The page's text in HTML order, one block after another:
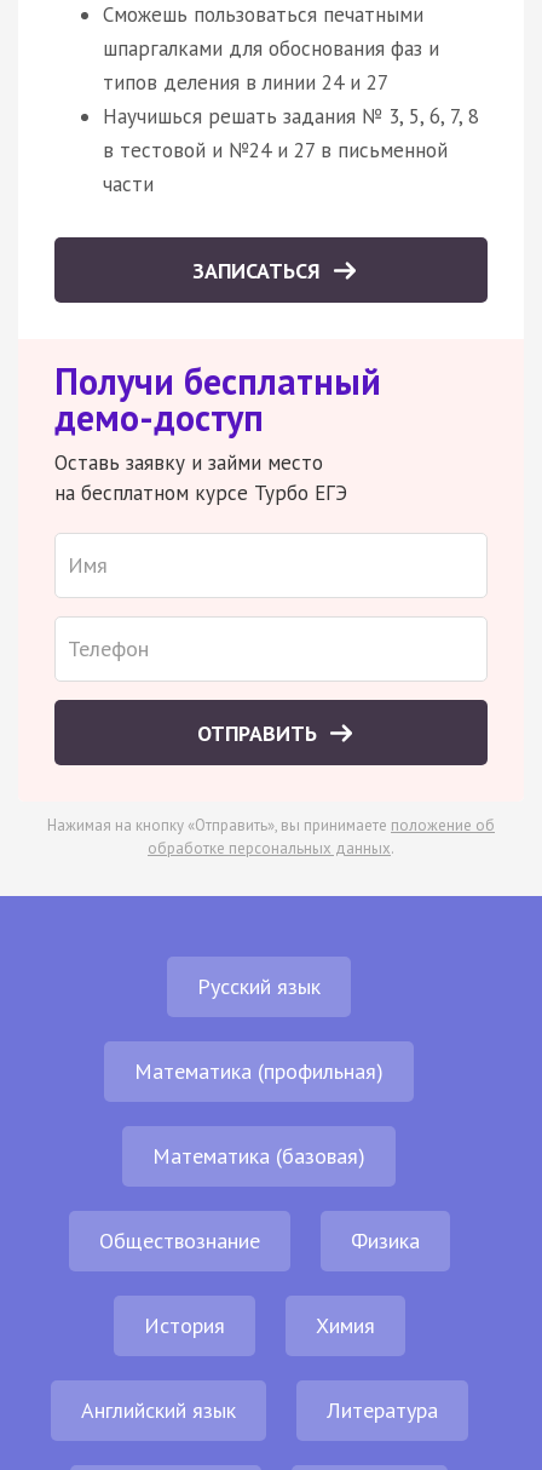
Сможешь пользоваться печатными
шпаргалками для обоснования фаз и
типов деления в линии 24 и 27
Научишься решать задания № 3, 5, 6, 7, 8
в тестовой и №24 и 27 в письменной
части
ЗАПИСАТЬСЯ
Получи бесплатный
демо-доступ
Оставь заявку и займи место
на бесплатном курсе Турбо ЕГЭ
ОТПРАВИТЬ
Нажимая на кнопку «Отправить», вы принимаете положение об
обработке персональных данных.
Русский язык
Математика (профильная)
Математика (базовая)
Обществознание Физика
История Химия
Английский язык Литература